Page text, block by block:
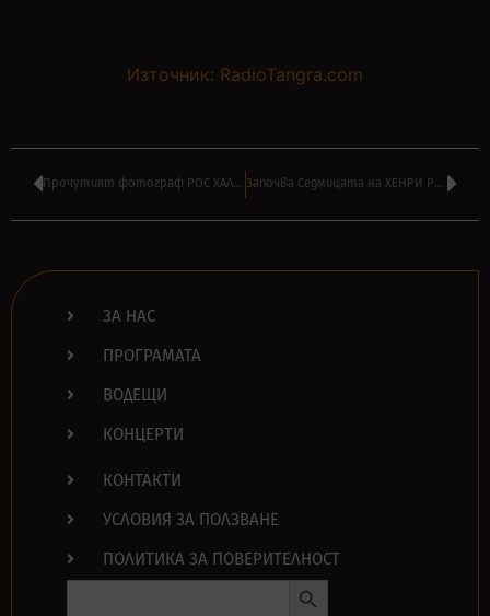
Източник: RadioTangra.com
Прочутият фотограф РОС ХАЛФИН издава албум на ЕДИ ВАН ХАЛЕН Започва Седмицата на ХЕНРИ РОЛИНС по радио ТАНГРА МЕГА РОК
ЗА НАС
ПРОГРАМАТА
ВОДЕЩИ
КОНЦЕРТИ
КОНТАКТИ
УСЛОВИЯ ЗА ПОЛЗВАНЕ
ПОЛИТИКА ЗА ПОВЕРИТЕЛНОСТ
Search
Search Button